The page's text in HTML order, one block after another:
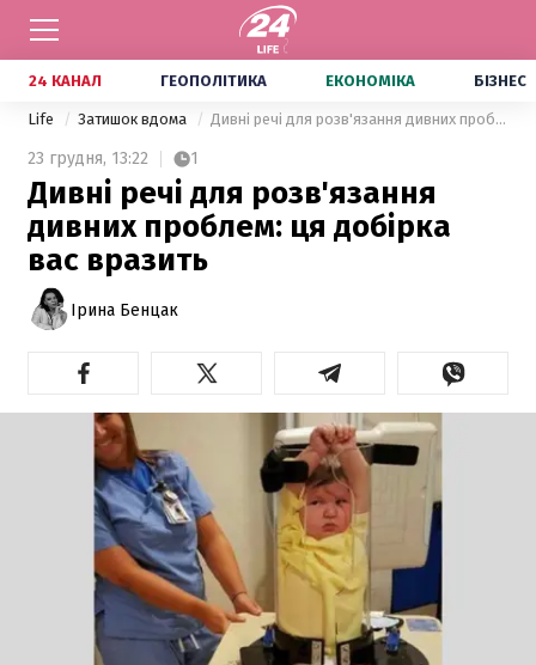
24 КАНАЛ ГЕОПОЛІТИКА ЕКОНОМІКА БІЗНЕС
Life Затишок вдома Дивні речі для розв'язання дивних проблем: ця добірка вас вразить
23 грудня, 13:22 1
Дивні речі для розв'язання
дивних проблем: ця добірка
вас вразить
Ірина Бенцак